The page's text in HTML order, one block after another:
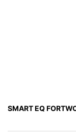
SMART EQ